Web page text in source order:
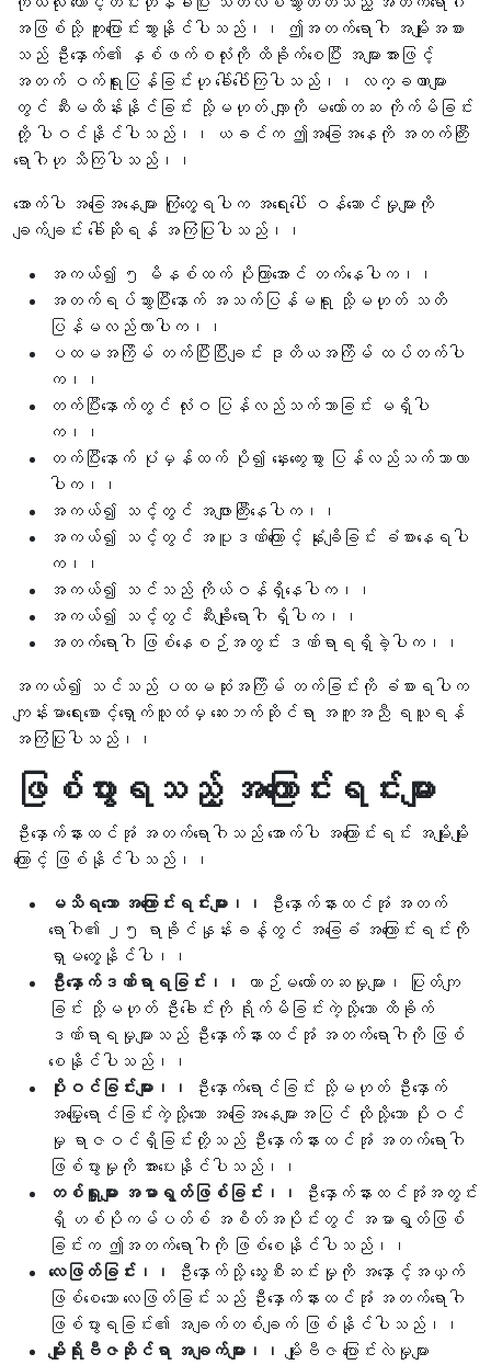
အဖြစ်သို့ ကူးပြောင်းသွားနိုင်ပါသည်၊၊ ဤအတက်ရောဂါ အမျိုးအစား
သည် ဦးနှောက်၏ နှစ်ဖက်စလုံးကို ထိခိုက်စေပြီး အများအားဖြင့်
အတက် ဝက်ရူးပြန်ခြင်းဟု ခေါ်ဝေါ်ကြပါသည်၊၊ လက္ခဏာများ
တွင် ဆီးမထိန်းနိုင်ခြင်း သို့မဟုတ် လျှာကို မတော်တဆ ကိုက်မိခြင်း
တို့ ပါဝင်နိုင်ပါသည်၊၊ ယခင်က ဤအခြေအနေကို အတက်ကြီး
ရောဂါဟု သိကြပါသည်၊၊
အောက်ပါ အခြေအနေများ ကြုံတွေ့ရပါက အရေးပေါ် ဝန်ဆောင်မှုများကို
ချက်ချင်း ခေါ်ဆိုရန် အကြံပြုပါသည်၊၊
အကယ်၍ ၅ မိနစ်ထက် ပိုကြာအောင် တက်နေပါက၊၊
အတက်ရပ်သွားပြီးနောက် အသက်ပြန်မရူ သို့မဟုတ် သတိ
ပြန်မလည်လာပါက၊၊
ပထမအကြိမ် တက်ပြီးပြီးချင်း ဒုတိယအကြိမ် ထပ်တက်ပါ
က၊၊
တက်ပြီးနောက်တွင် လုံးဝ ပြန်လည်သက်သာခြင်း မရှိပါ
က၊၊
တက်ပြီးနောက် ပုံမှန်ထက် ပို၍ နှေးကွေးစွာ ပြန်လည်သက်သာလာ
ပါက၊၊
အကယ်၍ သင့်တွင် အဖျားကြီးနေပါက၊၊
အကယ်၍ သင့်တွင် အပူဒဏ်ကြောင့် နုံးချိခြင်း ခံစားနေရပါ
က၊၊
အကယ်၍ သင်သည် ကိုယ်ဝန်ရှိနေပါက၊၊
အကယ်၍ သင့်တွင် ဆီးချိုရောဂါ ရှိပါက၊၊
အတက်ရောဂါ ဖြစ်နေစဉ်အတွင်း ဒဏ်ရာရရှိခဲ့ပါက၊၊
အကယ်၍ သင်သည် ပထမဆုံးအကြိမ် တက်ခြင်းကို ခံစားရပါက
ကျန်းမာရေးစောင့်ရှောက်သူထံမှ ဆေးဘက်ဆိုင်ရာ အကူအညီ ရယူရန်
အကြံပြုပါသည်၊၊
ဖြစ်ပွားရသည့် အကြောင်းရင်းများ
ဦးနှောက်နားထင်အုံ အတက်ရောဂါသည် အောက်ပါ အကြောင်းရင်း အမျိုးမျိုး
ကြောင့် ဖြစ်နိုင်ပါသည်၊၊
မသိရသော အကြောင်းရင်းများ၊၊
ဦးနှောက်နားထင်အုံ အတက်
ရောဂါ၏ ၂၅ ရာခိုင်နှုန်းခန့်တွင် အခြေခံ အကြောင်းရင်းကို
ရှာမတွေ့နိုင်ပါ၊၊
ဦးနှောက်ဒဏ်ရာရခြင်း၊၊
ယာဉ်မတော်တဆမှုများ၊ ပြုတ်ကျ
ခြင်း သို့မဟုတ် ဦးခေါင်းကို ရိုက်မိခြင်းကဲ့သို့သော ထိခိုက်
ဒဏ်ရာရမှုများသည် ဦးနှောက်နားထင်အုံ အတက်ရောဂါကို ဖြစ်
စေနိုင်ပါသည်၊၊
ပိုးဝင်ခြင်းများ၊၊
ဦးနှောက်ရောင်ခြင်း သို့မဟုတ် ဦးနှောက်
အမြှေးရောင်ခြင်းကဲ့သို့သော အခြေအနေများအပြင် ထိုသို့သော ပိုးဝင်
မှု ရာဇဝင်ရှိခြင်းတို့သည် ဦးနှောက်နားထင်အုံ အတက်ရောဂါ
ဖြစ်ပွားမှုကို အားပေးနိုင်ပါသည်၊၊
တစ်ရှူးများ အမာရွတ်ဖြစ်ခြင်း၊၊
ဦးနှောက်နားထင်အုံအတွင်း
ရှိ ဟစ်ပိုကမ်ပတ်စ် အစိတ်အပိုင်းတွင် အမာရွတ်ဖြစ်
ခြင်းက ဤအတက်ရောဂါကို ဖြစ်စေနိုင်ပါသည်၊၊
လေဖြတ်ခြင်း၊၊
ဦးနှောက်သို့ သွေးစီးဆင်းမှုကို အနှောင့်အယှက်
ဖြစ်စေသော လေဖြတ်ခြင်းသည် ဦးနှောက်နားထင်အုံ အတက်ရောဂါ
ဖြစ်ပွားရခြင်း၏ အချက်တစ်ချက် ဖြစ်နိုင်ပါသည်၊၊
မျိုးရိုးဗီဇဆိုင်ရာ အချက်များ၊၊ မျိုးဗီဇ ပြောင်းလဲမှုများ